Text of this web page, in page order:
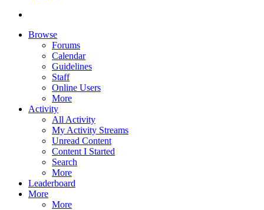
Browse
Forums
Calendar
Guidelines
Staff
Online Users
More
Activity
All Activity
My Activity Streams
Unread Content
Content I Started
Search
More
Leaderboard
More
More